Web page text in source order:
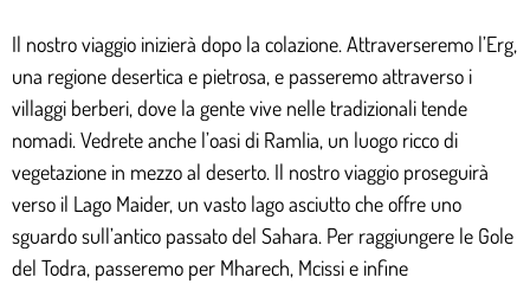
Il nostro viaggio inizierà dopo la colazione. Attraverseremo l’Erg,
una regione desertica e pietrosa, e passeremo attraverso i
villaggi berberi, dove la gente vive nelle tradizionali tende
nomadi. Vedrete anche l’oasi di Ramlia, un luogo ricco di
vegetazione in mezzo al deserto. Il nostro viaggio proseguirà
verso il Lago Maider, un vasto lago asciutto che offre uno
sguardo sull’antico passato del Sahara. Per raggiungere le Gole
del Todra, passeremo per Mharech, Mcissi e infine